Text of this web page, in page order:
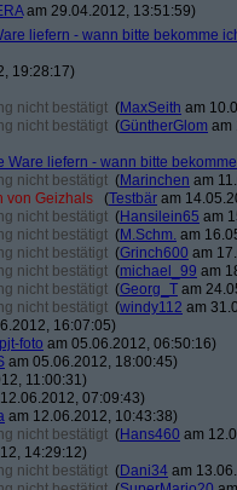
am 29.04.2012, 13:51:59)
liefern - wann bitte bekomme
19:28:17)
nicht bestätigt (MaxSeith am
nicht bestätigt (GüntherGlom am
liefern - wann bitte
nicht bestätigt (Marinchen am
von Geizhals (Testbär am
nicht bestätigt (Hansilein65 am
nicht bestätigt (M.Schm. am
nicht bestätigt (Grinch600 am
nicht bestätigt (michael_99 am
nicht bestätigt (Georg_T am
nicht bestätigt (windy112 am
16:07:05)
pjt-foto am 05.06.2012, 06:50:16)
am 05.06.2012, 18:00:45)
11:00:31)
07:09:43)
am 12.06.2012, 10:43:38)
nicht bestätigt (Hans460 am
14:29:12)
nicht bestätigt (Dani34 am